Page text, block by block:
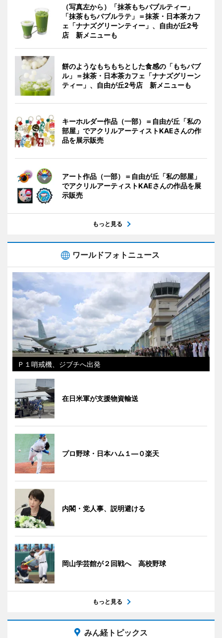
（写真左から）「抹茶もちバブルティー」
「抹茶もちバブルラテ」＝抹茶・日本茶カフ
ェ「ナナズグリーンティー」、自由が丘2号
店 新メニューも
餅のようなもちもちとした食感の「もちバブ
ル」＝抹茶・日本茶カフェ「ナナズグリーン
ティー」、自由が丘2号店 新メニューも
キーホルダー作品（一部）＝自由が丘「私の
部屋」でアクリルアーティストKAEさんの作
品を展示販売
アート作品（一部）＝自由が丘「私の部屋」
でアクリルアーティストKAEさんの作品を展
示販売
もっと見る
ワールドフォトニュース
Ｐ１哨戒機、ジブチへ出発
在日米軍が支援物資輸送
プロ野球・日本ハム１―０楽天
内閣・党人事、説明避ける
岡山学芸館が２回戦へ 高校野球
もっと見る
みん経トピックス